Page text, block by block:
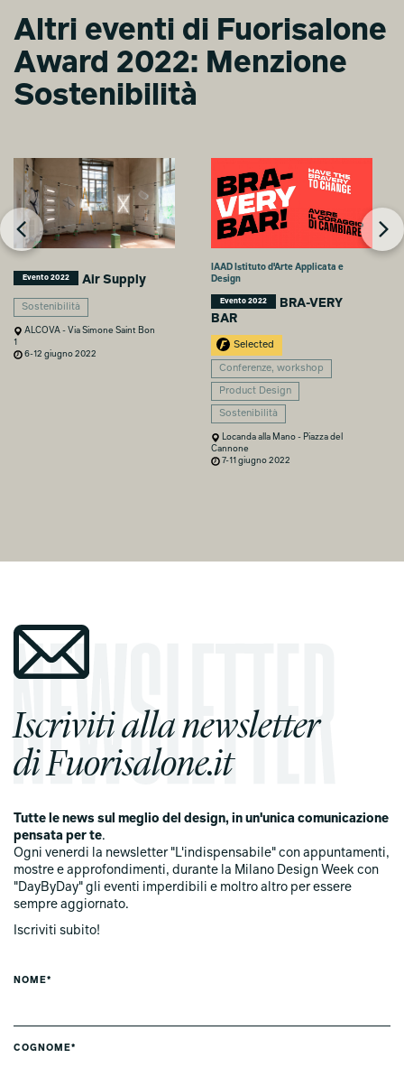
Altri eventi di Fuorisalone
Award 2022: Menzione
Sostenibilità
Evento 2022 Air Supply
Sostenibilità
ALCOVA - Via Simone Saint Bon
1
6-12 giugno 2022
IAAD Istituto d'Arte Applicata e
Design
Evento 2022
BRA-VERY
BAR
Selected
Conferenze, workshop
Product Design
Sostenibilità
Locanda alla Mano - Piazza del
Cannone
7-11 giugno 2022
Iscriviti alla newsletter
di Fuorisalone.it
Tutte le news sul meglio del design, in un'unica comunicazione
pensata per te.
Ogni venerdi la newsletter "L'indispensabile" con appuntamenti,
mostre e approfondimenti, durante la Milano Design Week con
"DayByDay" gli eventi imperdibili e moltro altro per essere
sempre aggiornato.
Iscriviti subito!
NOME*
COGNOME*